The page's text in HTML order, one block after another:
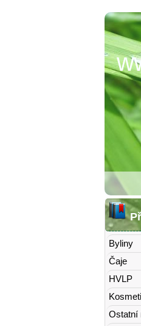
Byliny
Čaje
HVLP
Ostatní